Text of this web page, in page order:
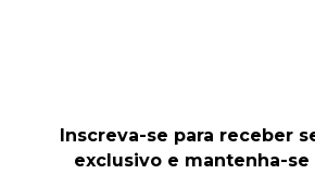
Inscreva-se para receber
exclusivo e mantenha-